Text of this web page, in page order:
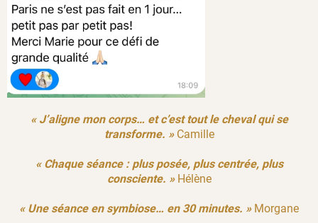
« J’aligne mon corps… et c’est tout le cheval qui se
transforme. » Camille
« Chaque séance : plus posée, plus centrée, plus
consciente. » Hélène
« Une séance en symbiose… en 30 minutes. » Morgane